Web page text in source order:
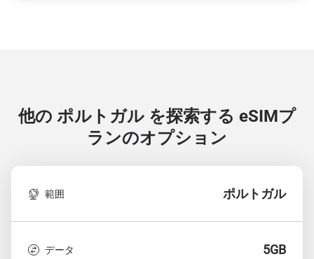
他の ポルトガル を探索する eSIMプ
ランのオプション
範囲 ポルトガル
データ 5GB